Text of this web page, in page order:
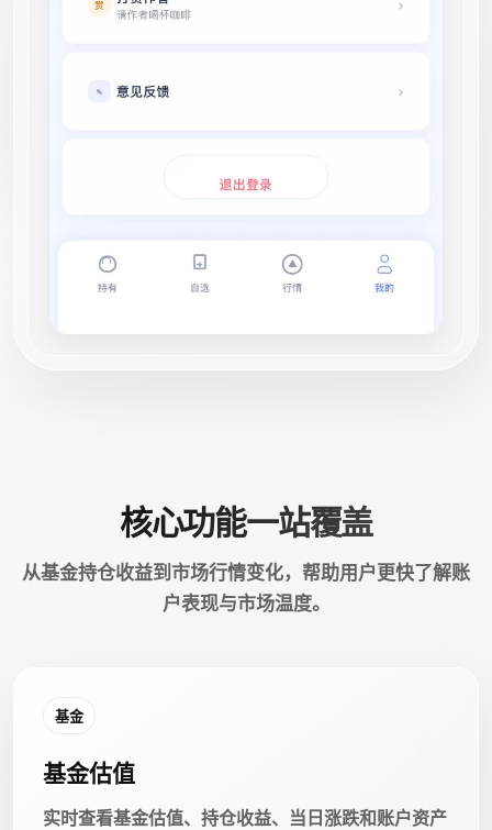
核心功能一站覆盖
从基金持仓收益到市场行情变化，帮助用户更快了解账
户表现与市场温度。
基金
基金估值
实时查看基金估值、持仓收益、当日涨跌和账户资产